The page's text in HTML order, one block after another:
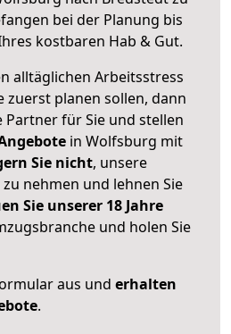
bei der Planung bis
kostbaren Hab & Gut.
alltäglichen Arbeitsstress
zuerst planen sollen, dann
für Sie und stellen
in Wolfsburg mit
Sie nicht, unsere
nehmen und lehnen Sie
Sie unserer 18 Jahre
und holen Sie
aus und erhalten
.